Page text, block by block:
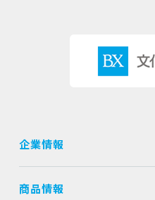
企業情報
商品情報